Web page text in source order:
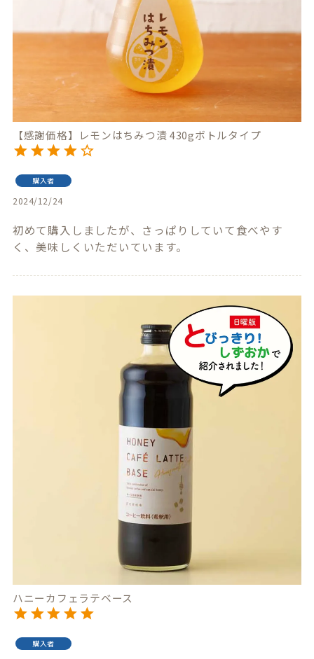
【感謝価格】レモンはちみつ漬 430gボトルタイプ
購入者
2024/12/24
初めて購入しましたが、さっぱりしていて食べやす
く、美味しくいただいています。
ハニーカフェラテベース
購入者